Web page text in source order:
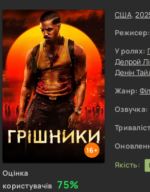
16+
Оцінка
користувачів 75%
США,
Режисер:
У ролях:
Делрой
Денін
Жанр:
Озвучка:
Якість: